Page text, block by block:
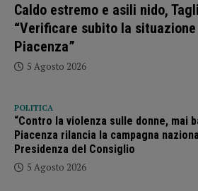
Caldo estremo e asili nido,
“Verificare subito la
Piacenza”
5 Agosto 2026
POLITICA
“Contro la violenza sulle donne, mai
Piacenza rilancia la campagna
Presidenza del Consiglio
5 Agosto 2026